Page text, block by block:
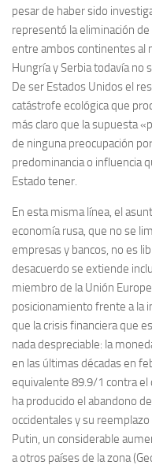
pesar de haber sido
representó la eliminación
entre ambos continentes al
Hungría y Serbia todavía no
De ser Estados Unidos el
catástrofe ecológica que
más claro que la supuesta
de ninguna preocupación
predominancia o influencia
Estado tener.
En esta misma línea, el
economía rusa, que no se
empresas y bancos, no es
desacuerdo se extiende
miembro de la Unión
posicionamiento frente a la
que la crisis financiera que
nada despreciable: la
en las últimas décadas en
equivalente 89.9/1 contra
ha producido el abandono
occidentales y su
Putin, un considerable
a otros países de la zona